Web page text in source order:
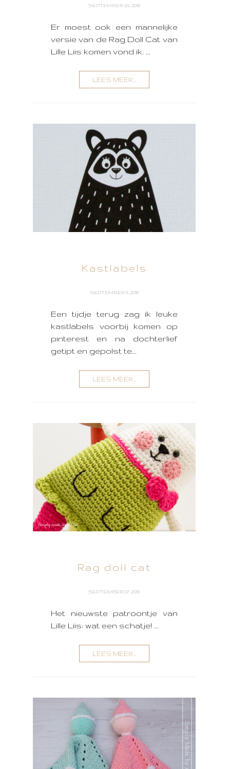
SEPTEMBER 24, 2018
Er moest ook een mannelijke
versie van de Rag Doll Cat van
Lille Liis komen vond ik. ...
LEES MEER...
Kastlabels
SEPTEMBER 11, 2018
Een tijdje terug zag ik leuke
kastlabels voorbij komen op
pinterest en na dochterlief
getipt en gepolst te...
LEES MEER...
Rag doll cat
SEPTEMBER 07, 2018
Het nieuwste patroontje van
Lille Liis: wat een schatje! ...
LEES MEER...